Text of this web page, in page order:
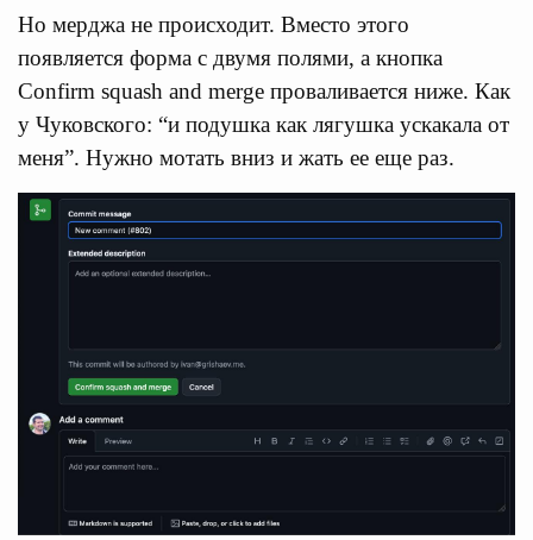
Но мерджа не происходит. Вместо этого
появляется форма с двумя полями, а кнопка
Confirm squash and merge проваливается ниже. Как
у Чуковского: “и подушка как лягушка ускакала от
меня”. Нужно мотать вниз и жать ее еще раз.